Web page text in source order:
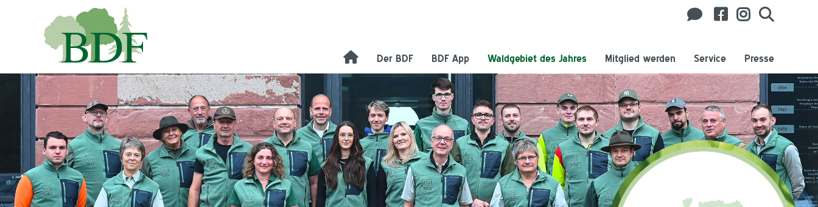
Der BDF BDF App Waldgebiet des Jahres Mitglied werden Service Presse